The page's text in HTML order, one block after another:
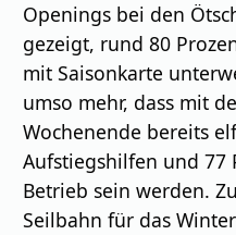
Openings bei den
gezeigt, rund 80
mit Saisonkarte
umso mehr, dass mit
Wochenende bereits
Aufstiegshilfen und 77
Betrieb sein werden.
Seilbahn für das